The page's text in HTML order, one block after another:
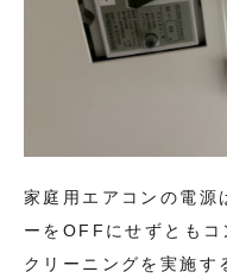
家庭用エアコンの電源
ーをOFFにせずとも
クリーニングを実施す